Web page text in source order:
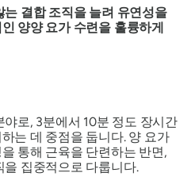
결합 조직을 늘려 유연성을
양양 요가 수련을 훌륭하게
로, 3분에서 10분 정도 장시간
는 데 중점을 둡니다. 양 요가
통해 근육을 단련하는 반면,
집중적으로 다룹니다.